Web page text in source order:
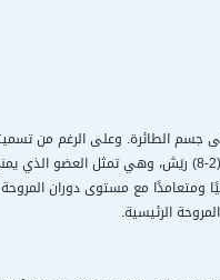
جسم الطائرة. وعلى الرغم من
المروحة، فإن هذا النوع من الطائرات يحمل مروحة أخرى صغيرة مثبتة على ذيل الطائرة. وتتكون مروحة الطائرة
مستوى دورانها رأسيًا ومتعامدًا مع مستوى دوران
الرئيسية.